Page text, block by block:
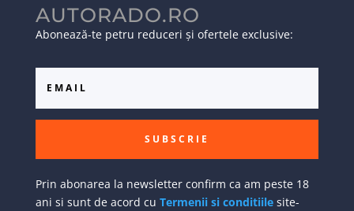
AUTORADO.RO
Abonează-te petru reduceri și ofertele exclusive:
SUBSCRIE
Prin abonarea la newsletter confirm ca am peste 18
ani si sunt de acord cu Termenii si conditiilesite-